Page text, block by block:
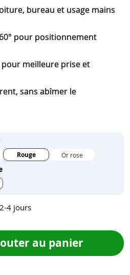
bureau et usage mains
pour positionnement
meilleure prise et
sans abîmer le
Rouge Or rose
4 jours
au panier